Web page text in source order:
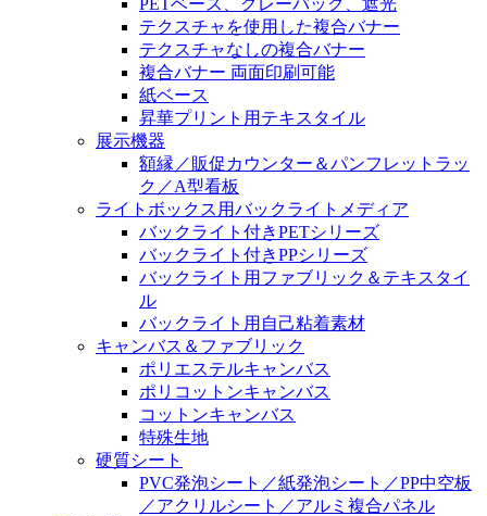
テクスチャを使用した複合バナー
テクスチャなしの複合バナー
複合バナー 両面印刷可能
紙ベース
昇華プリント用テキスタイル
展示機器
額縁／販促カウンター＆パンフレットラッ
ク／A型看板
ライトボックス用バックライトメディア
バックライト付きPETシリーズ
バックライト付きPPシリーズ
バックライト用ファブリック＆テキスタイ
ル
バックライト用自己粘着素材
キャンバス＆ファブリック
ポリエステルキャンバス
ポリコットンキャンバス
コットンキャンバス
特殊生地
硬質シート
PVC発泡シート／紙発泡シート／PP中空板
／アクリルシート／アルミ複合パネル